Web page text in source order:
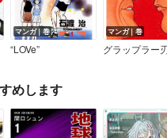
マンガ｜巻
“LOVe”
マンガ｜巻
めします